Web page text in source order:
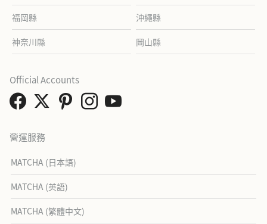
福岡縣 沖繩縣
神奈川縣 岡山縣
營運服務
MATCHA (日本語)
MATCHA (英語)
MATCHA (繁體中文)
Official Accounts